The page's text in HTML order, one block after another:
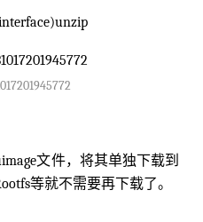
文件，将其单独下载到
等就不需要再下载了。